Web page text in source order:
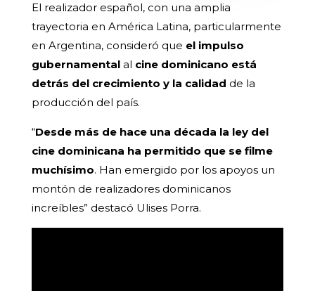
El realizador español, con una amplia
trayectoria en América Latina, particularmente
en Argentina, consideró que el impulso
gubernamentalal cine dominicano está
detrás del crecimiento y la calidad de la
producción del país.
“Desde más de hace una década la ley del
cine dominicana ha permitido que se filme
muchísimo. Han emergido por los apoyos un
montón de realizadores dominicanos
increíbles” destacó Ulises Porra.